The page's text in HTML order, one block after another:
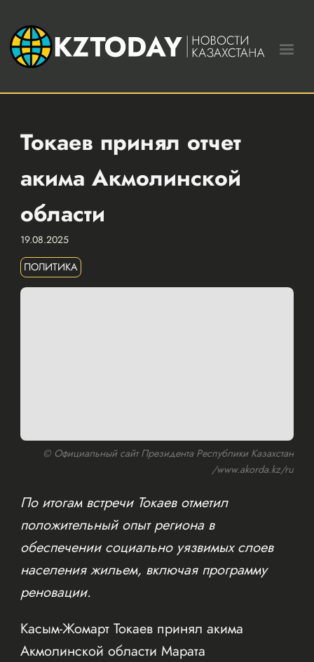
Токаев принял отчет
акима Акмолинской
области
19.08.2025
ПОЛИТИКА
© Официальный сайт Президента Республики Казахстан
/www.akorda.kz/ru
По итогам встречи Токаев отметил
положительный опыт региона в
обеспечении социально уязвимых слоев
населения жильем, включая программу
реновации.
Касым-Жомарт Токаев принял акима
Акмолинской области Марата